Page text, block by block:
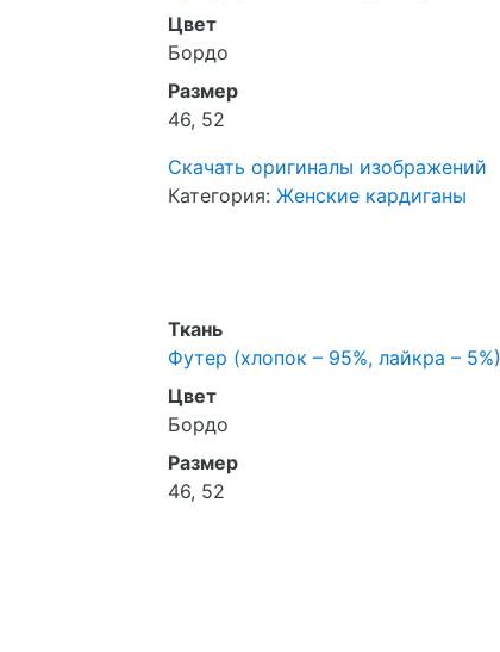
Цвет
Бордо
Размер
46, 52
Скачать оригиналы изображений
Категория: Женские кардиганы
Ткань
Футер (хлопок – 95%, лайкра – 5%)
Цвет
Бордо
Размер
46, 52